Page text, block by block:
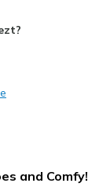
and Comfy!